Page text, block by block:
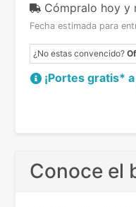
Cómpralo hoy y
Fecha estimada para
¿No estas convencido?
¡Portes gratis*
Conoce el